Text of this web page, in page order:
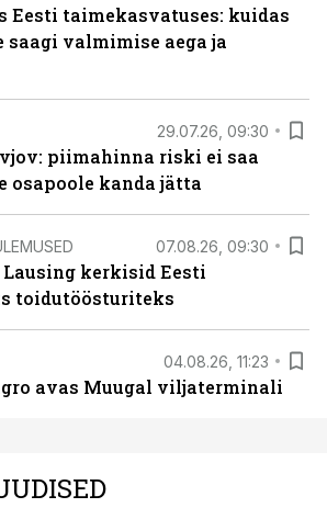
Eesti taimekasvatuses: kuidas
saagi valmimise aega ja
29.07.26, 09:30
piimahinna riski ei saa
osapoole kanda jätta
07.08.26, 09:30
Lausing kerkisid Eesti
toidutöösturiteks
04.08.26, 11:23
avas Muugal viljaterminali